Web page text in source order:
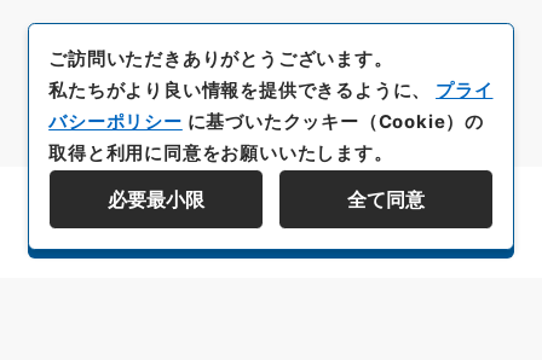
資料群階層を表示する
ご訪問いただきありがとうございます。
私たちがより良い情報を提供できるように、 プライ
バシーポリシー に基づいたクッキー（Cookie）の
取得と利用に同意をお願いいたします。
必要最小限 全て同意